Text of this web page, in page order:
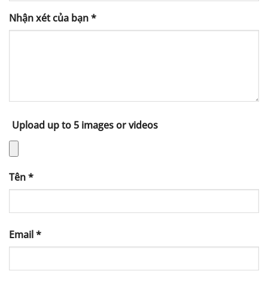
Nhận xét của bạn*
Upload up to 5 images or videos
Tên*
Email*